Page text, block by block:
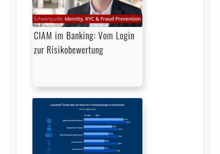
CIAM im Banking: Vom Login
zur Risikobewertung